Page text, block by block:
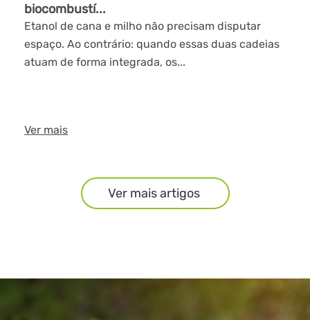
biocombustí...
Etanol de cana e milho não precisam disputar
espaço. Ao contrário: quando essas duas cadeias
atuam de forma integrada, os...
Ver mais
Ver mais artigos